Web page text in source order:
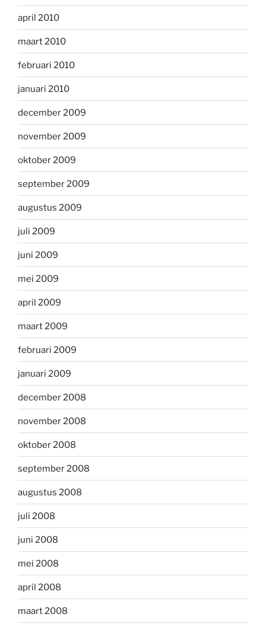
april 2010
maart 2010
februari 2010
januari 2010
december 2009
november 2009
oktober 2009
september 2009
augustus 2009
juli 2009
juni 2009
mei 2009
april 2009
maart 2009
februari 2009
januari 2009
december 2008
november 2008
oktober 2008
september 2008
augustus 2008
juli 2008
juni 2008
mei 2008
april 2008
maart 2008